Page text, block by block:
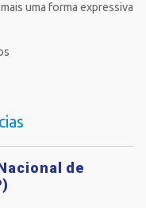
uma forma expressiva
de